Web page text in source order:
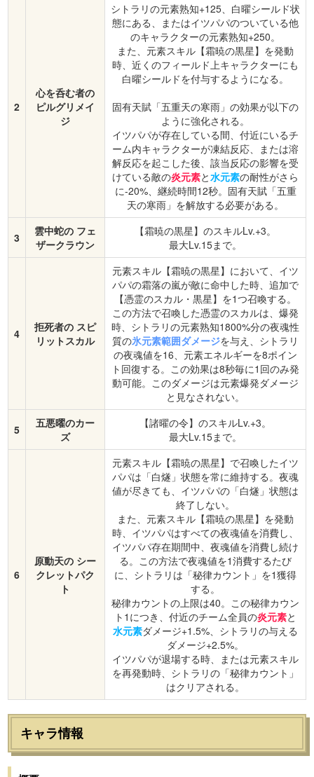
2
心を呑む者の
ピルグリメイ
ジ
シトラリの元素熟知+125、白曜シールド状
態にある、またはイツパパのついている他
のキャラクターの元素熟知+250。
また、元素スキル【霜暁の黒星】を発動
時、近くのフィールド上キャラクターにも
白曜シールドを付与するようになる。
固有天賦「五重天の寒雨」の効果が以下の
ように強化される。
イツパパが存在している間、付近にいるチ
ーム内キャラクターが凍結反応、または溶
解反応を起こした後、該当反応の影響を受
けている敵の炎元素と水元素の耐性がさら
に-20%、継続時間12秒。固有天賦「五重
天の寒雨」を解放する必要がある。
3
雲中蛇の フェ
ザークラウン
【霜暁の黒星】のスキルLv.+3。
最大Lv.15まで。
4
拒死者の スピ
リットスカル
元素スキル【霜暁の黒星】において、イツ
パパの霜落の嵐が敵に命中した時、追加で
【憑霊のスカル・黒星】を1つ召喚する。
この方法で召喚した憑霊のスカルは、爆発
時、シトラリの元素熟知1800%分の夜魂性
質の氷元素範囲ダメージを与え、シトラリ
の夜魂値を16、元素エネルギーを8ポイン
ト回復する。この効果は8秒毎に1回のみ発
動可能。このダメージは元素爆発ダメージ
と見なされない。
5
五悪曜のカー
ズ
【諸曜の令】のスキルLv.+3。
最大Lv.15まで。
6
原動天の シー
クレットパク
ト
元素スキル【霜暁の黒星】で召喚したイツ
パパは「白燧」状態を常に維持する。夜魂
値が尽きても、イツパパの「白燧」状態は
終了しない。
また、元素スキル【霜暁の黒星】を発動
時、イツパパはすべての夜魂値を消費し、
イツパパ存在期間中、夜魂値を消費し続け
る。この方法で夜魂値を1消費するたび
に、シトラリは「秘律カウント」を1獲得
する。
秘律カウントの上限は40。この秘律カウン
ト1につき、付近のチーム全員の炎元素と
水元素ダメージ+1.5%、シトラリの与える
ダメージ+2.5%。
イツパパが退場する時、または元素スキル
を再発動時、シトラリの「秘律カウント」
はクリアされる。
キャラ情報